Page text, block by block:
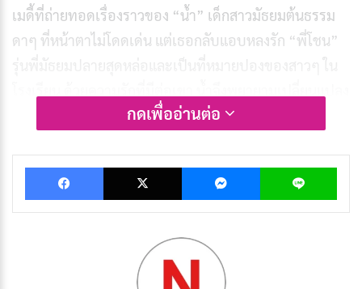
เมดี้ที่ถ่ายทอดเรื่องราวของ “น้ำ” เด็กสาวมัธยมต้นธรรม
ดาๆ ที่หน้าตาไม่โดดเด่น แต่เธอกลับแอบหลงรัก “พี่โชน”
ตัวเองให้ดีขึ้น ทั้งในด้านการเรียน การเล่นกีฬา และการดูแล
ในระหว่างการเดินทางของน้ำ เธอได้พบกับเพื่อนสนิทและ
ครูผู้สนับสนุนที่ช่วยผลักดันเธอให้ก้าวข้ามความไม่มั่นใจใน
ตัวเอง แม้จะต้องเผชิญกับอุปสรรคต่างๆ ทั้งจากคู่แข่งใน
ความรักและความท้อแท้ในใจ น้ำยังคงมุ่งมั่นที่จะ
กดเพื่ออ่านต่อ
Facebook X Messenger Line